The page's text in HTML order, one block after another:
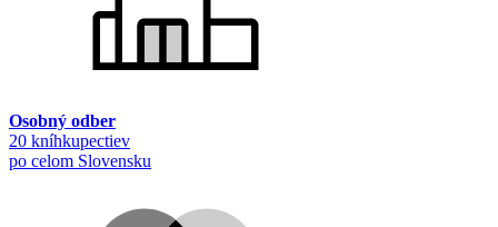
Osobný odber
20 kníhkupectiev
po celom Slovensku